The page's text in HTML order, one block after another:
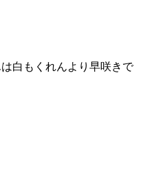
白もくれんより早咲きで